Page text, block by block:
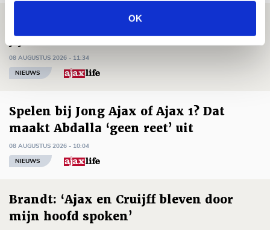
OK
Míchels elf: met welke formatie begin
jij aan nieuw eredivisieseizoen?
08 AUGUSTUS 2026 - 11:34
NIEUWS
Spelen bij Jong Ajax of Ajax 1? Dat
maakt Abdalla ‘geen reet’ uit
08 AUGUSTUS 2026 - 10:04
NIEUWS
Brandt: ‘Ajax en Cruijff bleven door
mijn hoofd spoken’